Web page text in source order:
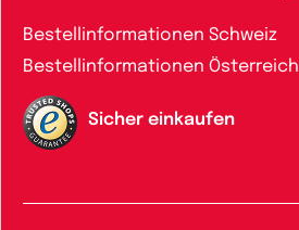
Bestellinformationen Schweiz
Bestellinformationen Österreich
Sicher einkaufen